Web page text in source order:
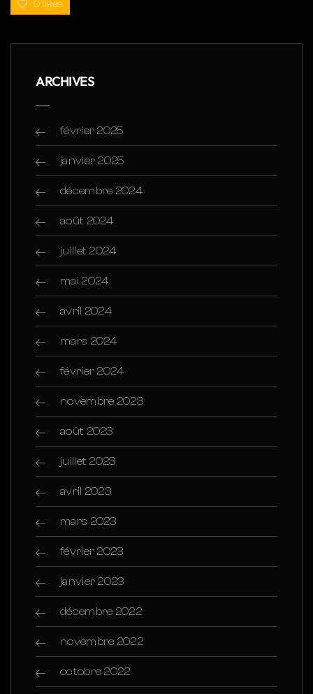
0 likes
ARCHIVES
février 2025
janvier 2025
décembre 2024
août 2024
juillet 2024
mai 2024
avril 2024
mars 2024
février 2024
novembre 2023
août 2023
juillet 2023
avril 2023
mars 2023
février 2023
janvier 2023
décembre 2022
novembre 2022
octobre 2022